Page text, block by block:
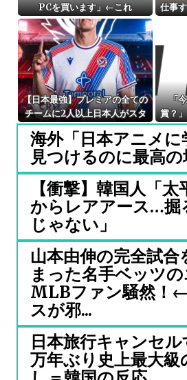
PCを買います」←これ
仕事
【日本最強】プレミアの全ての
チームに2人以上日本人がスタ
メンとるようになったら そのと
きこそワールドカップ優勝を狙
える！！
「
賞？
人へ
災地
海外「日本アニメに
見つけるのに最高の
【衝撃】韓国人「
からレアアース…掘
じゃない」
山本由伸の完全試合
まった名手ベッツ
MLBファン騒然！
スが邪...
日本旅行キャンセ
万年ぶり史上最大級